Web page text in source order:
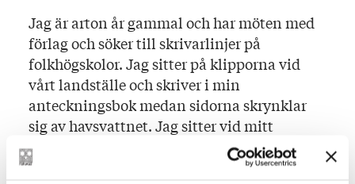
Jag är arton år gammal och har möten med
förlag och söker till skrivarlinjer på
folkhögskolor. Jag sitter på klipporna vid
vårt landställe och skriver i min
anteckningsbok medan sidorna skrynklar
sig av havsvattnet. Jag sitter vid mitt
skrivbord i hemstaden och skriver omEn
spellista för sömnlösa nätter
och blickar ut